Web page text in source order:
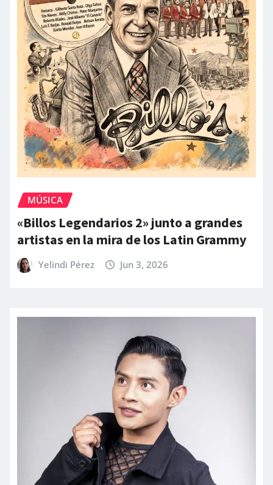
MÚSICA
«Billos Legendarios 2» junto a grandes
artistas en la mira de los Latin Grammy
Yelindi Pérez Jun 3, 2026